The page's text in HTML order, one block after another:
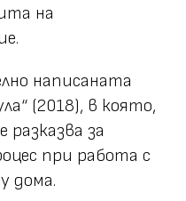
на
написаната
(2018), в която,
разказва за
при работа с
дома.